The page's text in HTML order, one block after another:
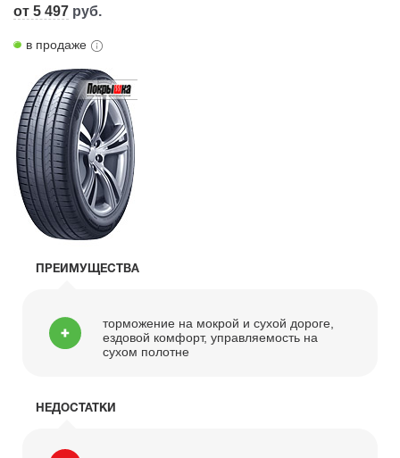
от 5 497 руб.
в продаже
ПРЕИМУЩЕСТВА
торможение на мокрой и сухой дороге,
ездовой комфорт, управляемость на
сухом полотне
НЕДОСТАТКИ